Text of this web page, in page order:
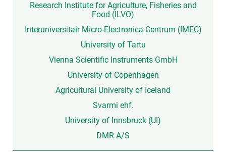
Research Institute for Agriculture, Fisheries and
Food (ILVO)
Interuniversitair Micro-Electronica Centrum (IMEC)
University of Tartu
Vienna Scientific Instruments GmbH
University of Copenhagen
Agricultural University of Iceland
Svarmi ehf.
University of Innsbruck (UI)
DMR A/S